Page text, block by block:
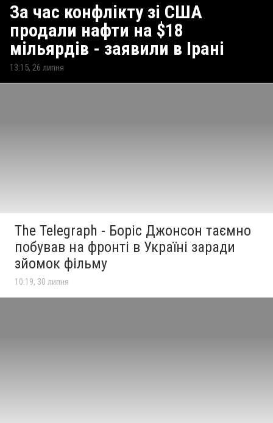
За час конфлікту зі США
продали нафти на $18
мільярдів - заявили в Ірані
13:15, 26 липня
The Telegraph - Боріс Джонсон таємно
побував на фронті в Україні заради
зйомок фільму
10:19, 30 липня